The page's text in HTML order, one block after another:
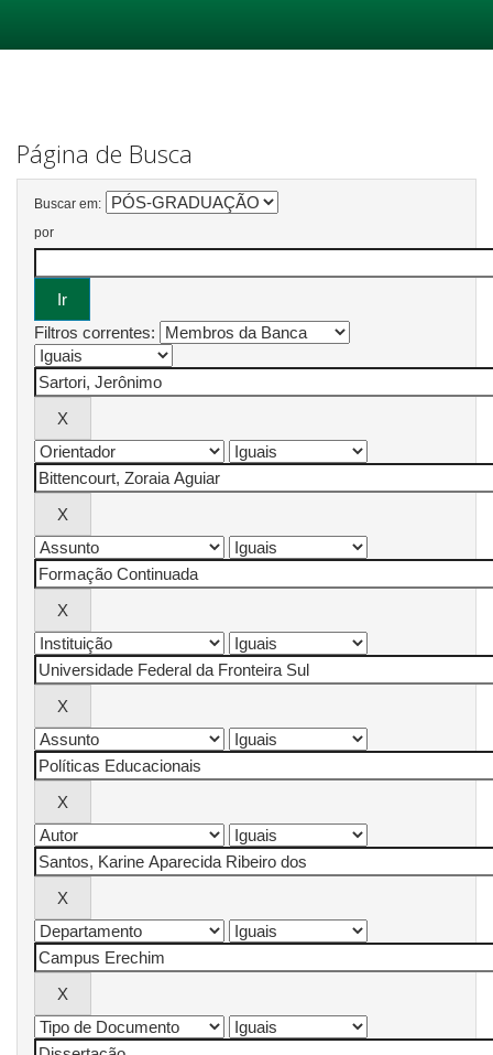
Página de Busca
Buscar em:
por
Filtros correntes: